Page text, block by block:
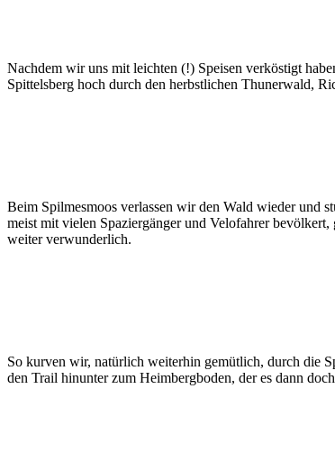
Nachdem wir uns mit leichten (!) Speisen verköstigt
Spittelsberg hoch durch den herbstlichen Thunerwald,
Beim Spilmesmoos verlassen wir den Wald wieder und
meist mit vielen Spaziergänger und Velofahrer
weiter verwunderlich.
So kurven wir, natürlich weiterhin gemütlich, durch die
den Trail hinunter zum Heimbergboden, der es dann